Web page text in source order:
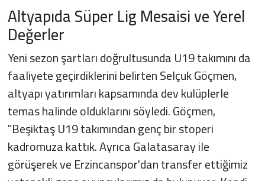
Altyapıda Süper Lig Mesaisi ve Yerel
Değerler
Yeni sezon şartları doğrultusunda U19 takımını da
faaliyete geçirdiklerini belirten Selçuk Göçmen,
altyapı yatırımları kapsamında dev kulüplerle
temas halinde olduklarını söyledi. Göçmen,
"Beşiktaş U19 takımından genç bir stoperi
kadromuza kattık. Ayrıca Galatasaray ile
görüşerek ve Erzincanspor'dan transfer ettiğimiz